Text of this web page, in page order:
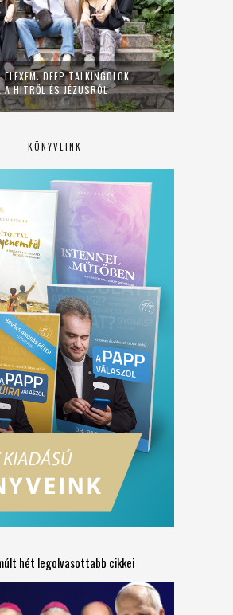
FLEXEM: DEEP TALKINGOLOK
A HITRŐL ÉS JÉZUSRÓL
KÖNYVEINK
hét legolvasottabb cikkei